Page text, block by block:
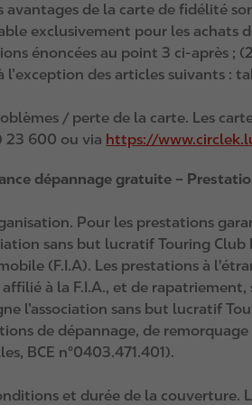
avantages de la carte de fidélité
exclusivement pour les achats
énoncées au point 3 ci-après ;
l’exception des articles suivants :
/ perte de la carte. Les
23 600 ou via https://
dépannage gratuite –
Pour les prestations
sans but lucratif Touring
(F.I.A). Les prestations à
à la F.I.A., et de
l’association sans but lucratif
de dépannage, de
BCE n°0403.471.401).
et durée de la couverture.